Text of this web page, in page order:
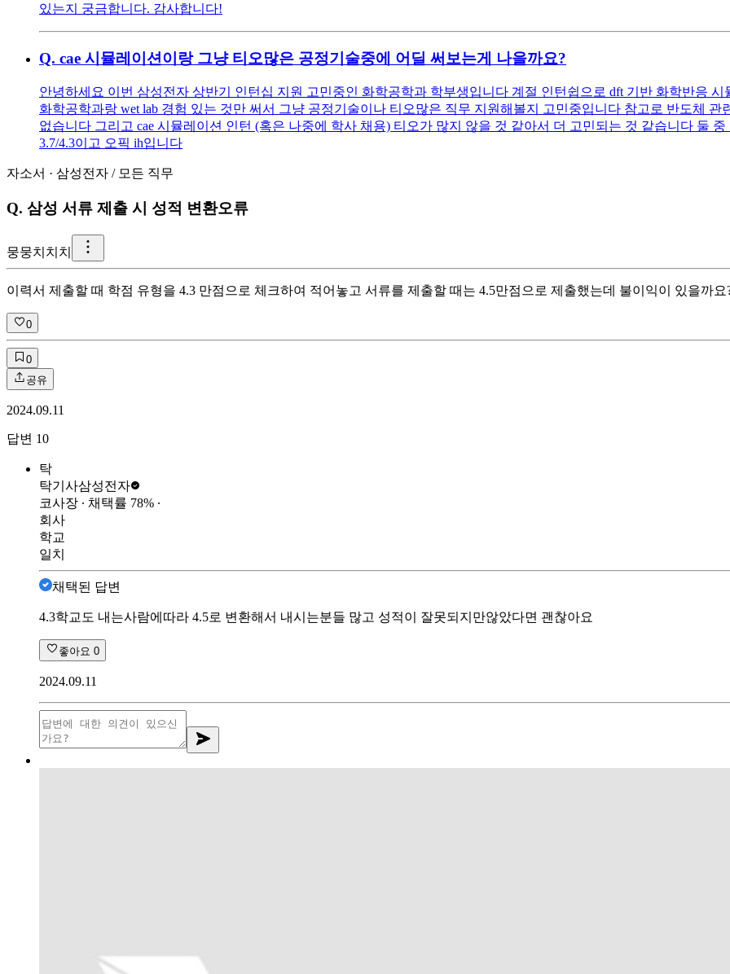
있는지 궁금합니다. 감사합니다!
Q. cae 시뮬레이션이랑 그냥 티오많은 공정기술중에 어딜 써보는게 나을까요?
안녕하세요 이번 삼성전자 상반기 인턴십 지원 고민중인 화학공학과 학부생입니다 계절 인턴쉽으로 dft 기반 화학반응
화학공학과랑 wet lab 경험 있는 것만 써서 그냥 공정기술이나 티오많은 직무 지원해볼지 고민중입니다 참고로 반도체
없습니다 그리고 cae 시뮬레이션 인턴 (혹은 나중에 학사 채용) 티오가 많지 않을 것 같아서 더 고민되는 것 같습니다 둘
3.7/4.3이고 오픽 ih입니다
자소서 · 삼성전자 / 모든 직무
Q. 삼성 서류 제출 시 성적 변환오류
뭉뭉치치치
이력서 제출할 때 학점 유형을 4.3 만점으로 체크하여 적어놓고 서류를 제출할 때는 4.5만점으로 제출했는데 불이익이 있을까요
0
0
공유
2024.09.11
답변 10
탁
탁기사삼성전자
코사장 ∙ 채택률 78% ∙
회사
학교
일치
채택된 답변
4.3학교도 내는사람에따라 4.5로 변환해서 내시는분들 많고 성적이 잘못되지만않았다면 괜찮아요
좋아요 0
2024.09.11